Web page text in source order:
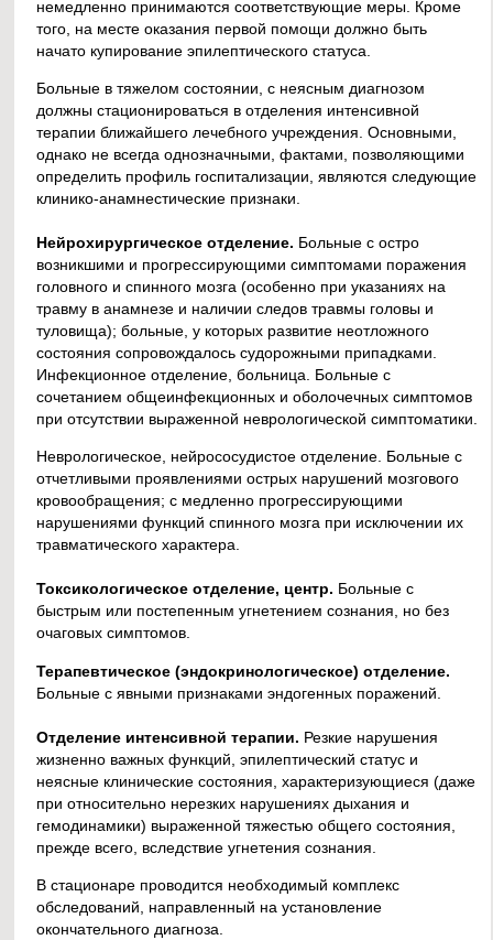
немедленно принимаются соответствующие меры. Кроме
того, на месте оказания первой помощи должно быть
начато купирование эпилептического статуса.
Больные в тяжелом состоянии, с неясным диагнозом
должны стационироваться в отделения интенсивной
терапии ближайшего лечебного учреждения. Основными,
однако не всегда однозначными, фактами, позволяющими
определить профиль госпитализации, являются следующие
клинико-анамнестические признаки.
Нейрохирургическое отделение. Больные с остро
возникшими и прогрессирующими симптомами поражения
головного и спинного мозга (особенно при указаниях на
травму в анамнезе и наличии следов травмы головы и
туловища); больные, у которых развитие неотложного
состояния сопровождалось судорожными припадками.
Инфекционное отделение, больница. Больные с
сочетанием общеинфекционных и оболочечных симптомов
при отсутствии выраженной неврологической симптоматики.
Неврологическое, нейрососудистое отделение. Больные с
отчетливыми проявлениями острых нарушений мозгового
кровообращения; с медленно прогрессирующими
нарушениями функций спинного мозга при исключении их
травматического характера.
Токсикологическое отделение, центр. Больные с
быстрым или постепенным угнетением сознания, но без
очаговых симптомов.
Терапевтическое (эндокринологическое) отделение.
Больные с явными признаками эндогенных поражений.
Отделение интенсивной терапии. Резкие нарушения
жизненно важных функций, эпилептический статус и
неясные клинические состояния, характеризующиеся (даже
при относительно нерезких нарушениях дыхания и
гемодинамики) выраженной тяжестью общего состояния,
прежде всего, вследствие угнетения сознания.
В стационаре проводится необходимый комплекс
обследований, направленный на установление
окончательного диагноза.